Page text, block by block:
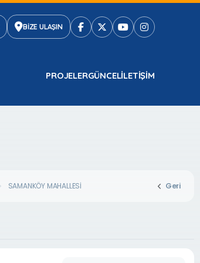
BİZE ULAŞIN
PROJELERGÜNCELILETIŞIM
SAMANKÖY MAHALLESİ Geri